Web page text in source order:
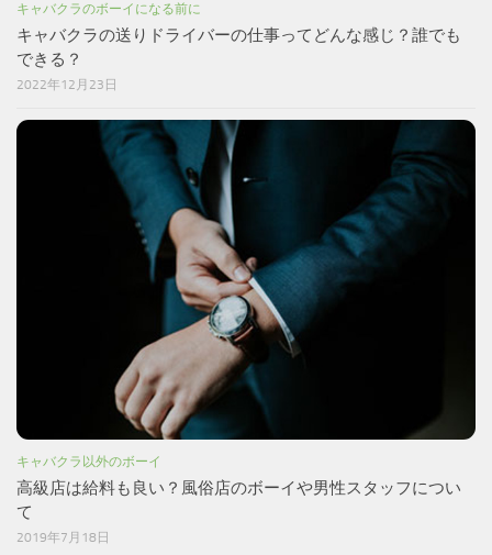
キャバクラのボーイになる前に
キャバクラの送りドライバーの仕事ってどんな感じ？誰でも
できる？
2022年12月23日
キャバクラ以外のボーイ
高級店は給料も良い？風俗店のボーイや男性スタッフについ
て
2019年7月18日